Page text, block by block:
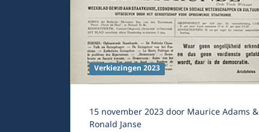
Verkiezingen 2023
15 november 2023door Maurice Adams &
Ronald Janse